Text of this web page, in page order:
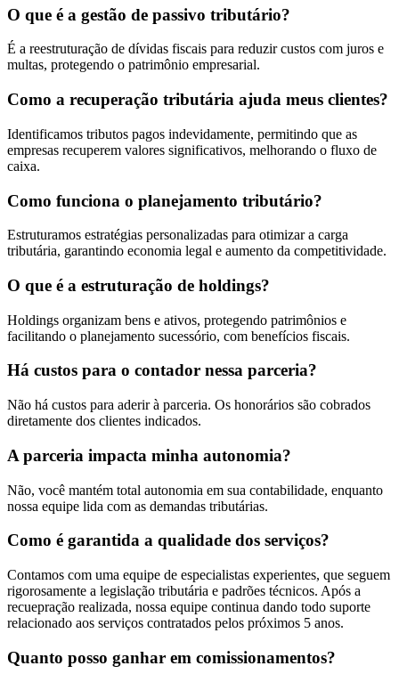
O que é a gestão de passivo tributário?
É a reestruturação de dívidas fiscais para reduzir custos com juros e
multas, protegendo o patrimônio empresarial.
Como a recuperação tributária ajuda meus clientes?
Identificamos tributos pagos indevidamente, permitindo que as
empresas recuperem valores significativos, melhorando o fluxo de
caixa.
Como funciona o planejamento tributário?
Estruturamos estratégias personalizadas para otimizar a carga
tributária, garantindo economia legal e aumento da competitividade.
O que é a estruturação de holdings?
Holdings organizam bens e ativos, protegendo patrimônios e
facilitando o planejamento sucessório, com benefícios fiscais.
Há custos para o contador nessa parceria?
Não há custos para aderir à parceria. Os honorários são cobrados
diretamente dos clientes indicados.
A parceria impacta minha autonomia?
Não, você mantém total autonomia em sua contabilidade, enquanto
nossa equipe lida com as demandas tributárias.
Como é garantida a qualidade dos serviços?
Contamos com uma equipe de especialistas experientes, que seguem
rigorosamente a legislação tributária e padrões técnicos. Após a
recuepração realizada, nossa equipe continua dando todo suporte
relacionado aos serviços contratados pelos próximos 5 anos.
Quanto posso ganhar em comissionamentos?